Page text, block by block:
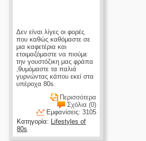
Δεν είναι λίγες οι φορές
που καθώς καθόμαστε σε
μια καφετέρια και
ετοιμαζόμαστε να πιούμε
την γουστόζικη μας φράπα
,θυμόμαστε τα παλιά
γυρνώντας κάπου εκεί στα
υπέροχα 80s.
Περισσότερα
Σχόλια (0)
Εμφανίσεις: 3105
Κατηγορία: Lifestyles of
80s